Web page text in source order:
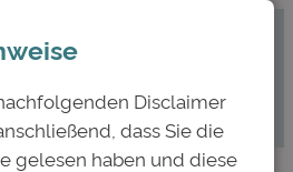
Disclaimer
dass Sie die
gelesen haben und diese